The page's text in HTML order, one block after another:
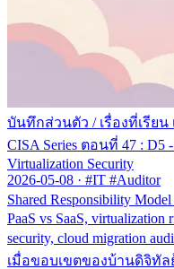
บันทึกส่วนตัว / เรื่องที่เรีย
CISA Series ตอนที่ 47 :
Virtualization Security
2026-05-08 · #IT #Auditor
Shared Responsibility
PaaS vs SaaS,
security, cloud migration
เมื่อขอบเขตของบ้านดิจิทั